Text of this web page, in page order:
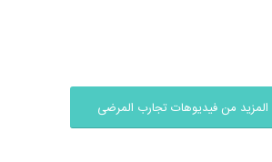
من فيديوهات تجارب المرضى